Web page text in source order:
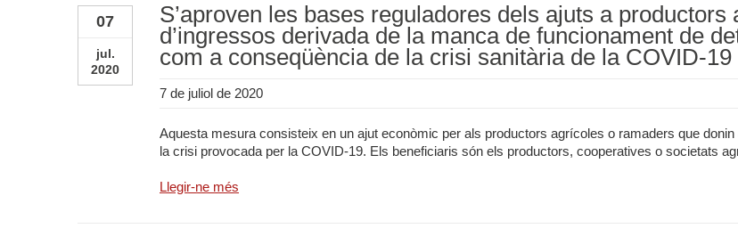
07
jul.
2020
S’aproven les bases reguladores dels ajuts a
d’ingressos derivada de la manca de funcionament de
com a conseqüència de la crisi sanitària de la COVID-19
7 de juliol de 2020
Aquesta mesura consisteix en un ajut econòmic per als productors agrícoles o ramaders que
la crisi provocada per la COVID-19. Els beneficiaris són els productors, cooperatives o societats
Llegir-ne més